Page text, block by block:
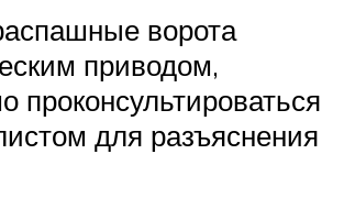
ворота
приводом,
проконсультироваться
для разъяснения